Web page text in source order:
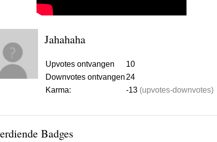
Jahahaha
Upvotes ontvangen
10
Downvotes ontvangen 24
Karma:
-13 (upvotes-downvotes)
Badges